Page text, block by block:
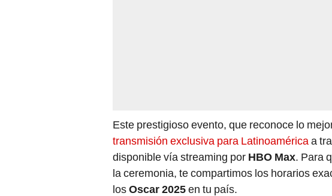
Este prestigioso evento, que reconoce lo
transmisión exclusiva para Latinoaméricaa
disponible vía streaming por HBO Max. Para
la ceremonia, te compartimos los horarios
losOscar 2025en tu país.